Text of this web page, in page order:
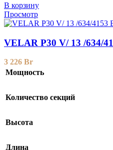
В корзину
Просмотр
VELAR P30 V/ 13 /634/
3 226 Br
Мощность
Количество секций
Высота
Длина